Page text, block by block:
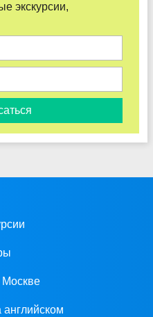
экскурсии,
английском